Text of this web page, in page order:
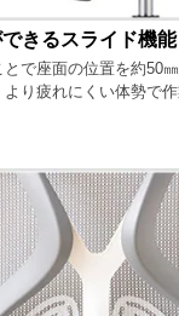
きるスライド機能
で座面の位置を約50
り疲れにくい体勢で